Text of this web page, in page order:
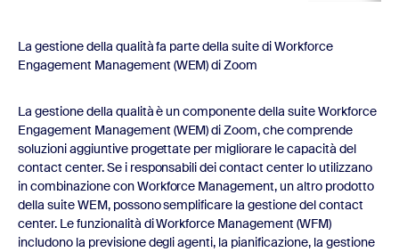
La gestione della qualità fa parte della suite di Workforce
Engagement Management (WEM) di Zoom
La gestione della qualità è un componente della suite Workforce
Engagement Management (WEM) di Zoom, che comprende
soluzioni aggiuntive progettate per migliorare le capacità del
contact center. Se i responsabili dei contact center lo utilizzano
in combinazione con Workforce Management, un altro prodotto
della suite WEM, possono semplificare la gestione del contact
center. Le funzionalità di Workforce Management (WFM)
includono la previsione degli agenti, la pianificazione, la gestione